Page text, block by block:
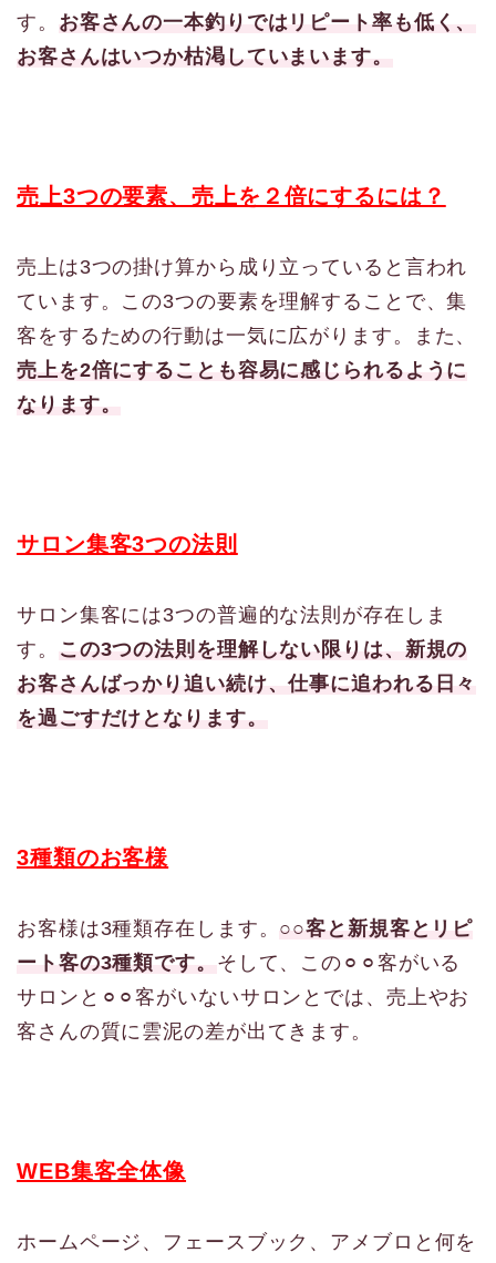
す。 お客さんの一本釣りではリピート率も低く、
お客さんはいつか枯渇していまいます。
売上3つの要素、売上を２倍にするには？
売上は3つの掛け算から成り立っていると言われ
ています。この3つの要素を理解することで、集
客をするための行動は一気に広がります。また、
売上を2倍にすることも容易に感じられるように
なります。
サロン集客3つの法則
サロン集客には3つの普遍的な法則が存在しま
す。
この3つの法則を理解しない限りは、新規の
お客さんばっかり追い続け、仕事に追われる日々
を過ごすだけとなります。
3種類のお客様
お客様は3種類存在します。 ○○客と新規客とリピ
ート客の3種類です。 そして、この⚪︎⚪︎客がいる
サロンと⚪︎⚪︎客がいないサロンとでは、売上やお
客さんの質に雲泥の差が出てきます。
WEB集客全体像
ホームページ、フェースブック、アメブロと何を